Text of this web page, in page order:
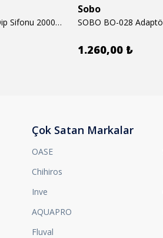
SOBO BO-058 Adaptörlü Dip Sifonu 2000 Lth 32 W
Sobo
1.260,00 ₺
Çok Satan Markalar
OASE
Chihiros
Inve
AQUAPRO
Fluval